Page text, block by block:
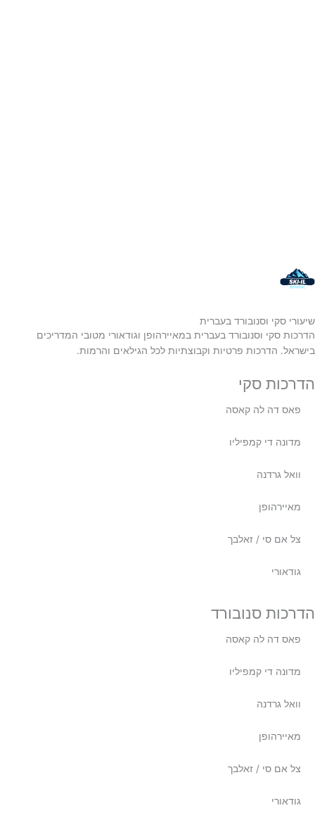
שיעורי סקי וסנובורד בעברית
הדרכות סקי וסנובורד בעברית במאיירהופן וגודאורי מטובי המדריכים
בישראל. הדרכות פרטיות וקבוצתיות לכל הגילאים והרמות.
הדרכות סקי
פאס דה לה קאסה
מדונה די קמפיליו
וואל גרדנה
מאיירהופן
צל אם סי / זאלבך
גודאורי
הדרכות סנובורד
פאס דה לה קאסה
מדונה די קמפיליו
וואל גרדנה
מאיירהופן
צל אם סי / זאלבך
גודאורי